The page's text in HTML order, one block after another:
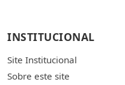
INSTITUCIONAL
Site Institucional
Sobre este site